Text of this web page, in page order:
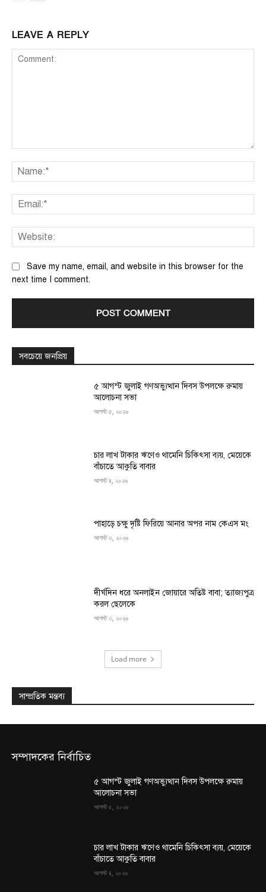
LEAVE A REPLY
Save my name, email, and website in this browser for the
next time I comment.
সবচেয়ে জনপ্রিয়
৫ আগস্ট জুলাই গণঅভ্যুত্থান দিবস উপলক্ষে রুমায়
আলোচনা সভা
আগস্ট ৫, ২০২৬
চার লাখ টাকার ঋণেও থামেনি চিকিৎসা ব্যয়, মেয়েকে
বাঁচাতে আকুতি বাবার
আগস্ট ৪, ২০২৬
পাহাড়ে চক্ষু দৃষ্টি ফিরিয়ে আনার অপর নাম কেএস মং
আগস্ট ৩, ২০২৬
দীর্ঘদিন ধরে অনলাইন জোয়ারে অতিষ্ট বাবা; ত্যাজ্যপুত্র
করল ছেলেকে
আগস্ট ৩, ২০২৬
Load more
সাম্প্রতিক মন্তব্য
সম্পাদকের নির্বাচিত
৫ আগস্ট জুলাই গণঅভ্যুত্থান দিবস উপলক্ষে রুমায়
আলোচনা সভা
আগস্ট ৫, ২০২৬
চার লাখ টাকার ঋণেও থামেনি চিকিৎসা ব্যয়, মেয়েকে
বাঁচাতে আকুতি বাবার
আগস্ট ৪, ২০২৬